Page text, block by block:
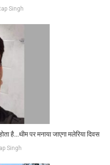
Singh
है…थीम पर मनाया जाएगा मलेरिया दिवस
Singh